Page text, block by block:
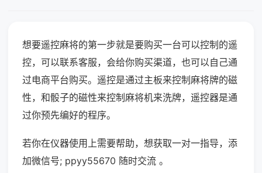
想要遥控麻将的第一步就是要购买一台可以控制的遥
控，可以联系客服，会给你购买渠道，也可以自己通
过电商平台购买。遥控是通过主板来控制麻将牌的磁
性，和骰子的磁性来控制麻将机来洗牌，遥控器是通
过你预先编好的程序。
若你在仪器使用上需要帮助，想获取一对一指导，添
加微信号; ppyy55670 随时交流 。